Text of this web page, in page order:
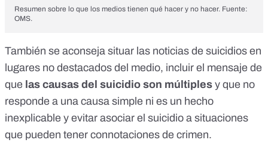
Resumen sobre lo que los medios tienen qué hacer y no hacer. Fuente:
OMS.
También se aconseja situar las noticias de suicidios en
lugares no destacados del medio, incluir el mensaje de
que las causas del suicidio son múltiples y que no
responde a una causa simple ni es un hecho
inexplicable y evitar asociar el suicidio a situaciones
que pueden tener connotaciones de crimen.